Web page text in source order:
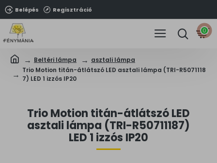
Belépés Regisztráció
0
Beltéri lámpa
asztali lámpa
Trio Motion titán-átlátszó LED asztali lámpa (TRI-R5071118
7) LED 1 izzós IP20
Trio Motion titán-átlátszó LED
asztali lámpa (TRI-R50711187)
LED 1 izzós IP20